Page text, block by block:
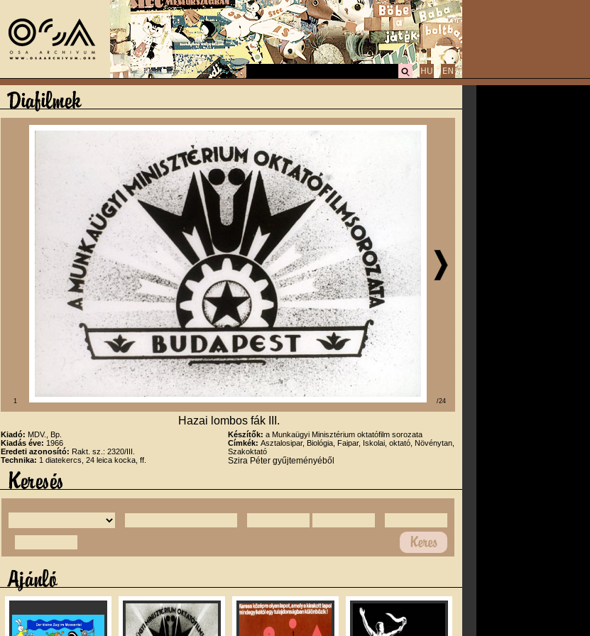
1 /24
Hazai lombos fák III.
Kiadó: MDV., Bp.
Kiadás éve: 1966
Eredeti azonosító: Rakt. sz.: 2320/III.
Technika: 1 diatekercs, 24 leica kocka, ff.
Készítők: a Munkaügyi Minisztérium oktatófilm sorozata
Címkék: Asztalosipar, Biológia, Faipar, Iskolai, oktató, Növénytan,
Szakoktató
Szira Péter gyűjteményéből